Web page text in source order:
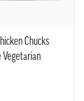
Chucks
Vegetarian